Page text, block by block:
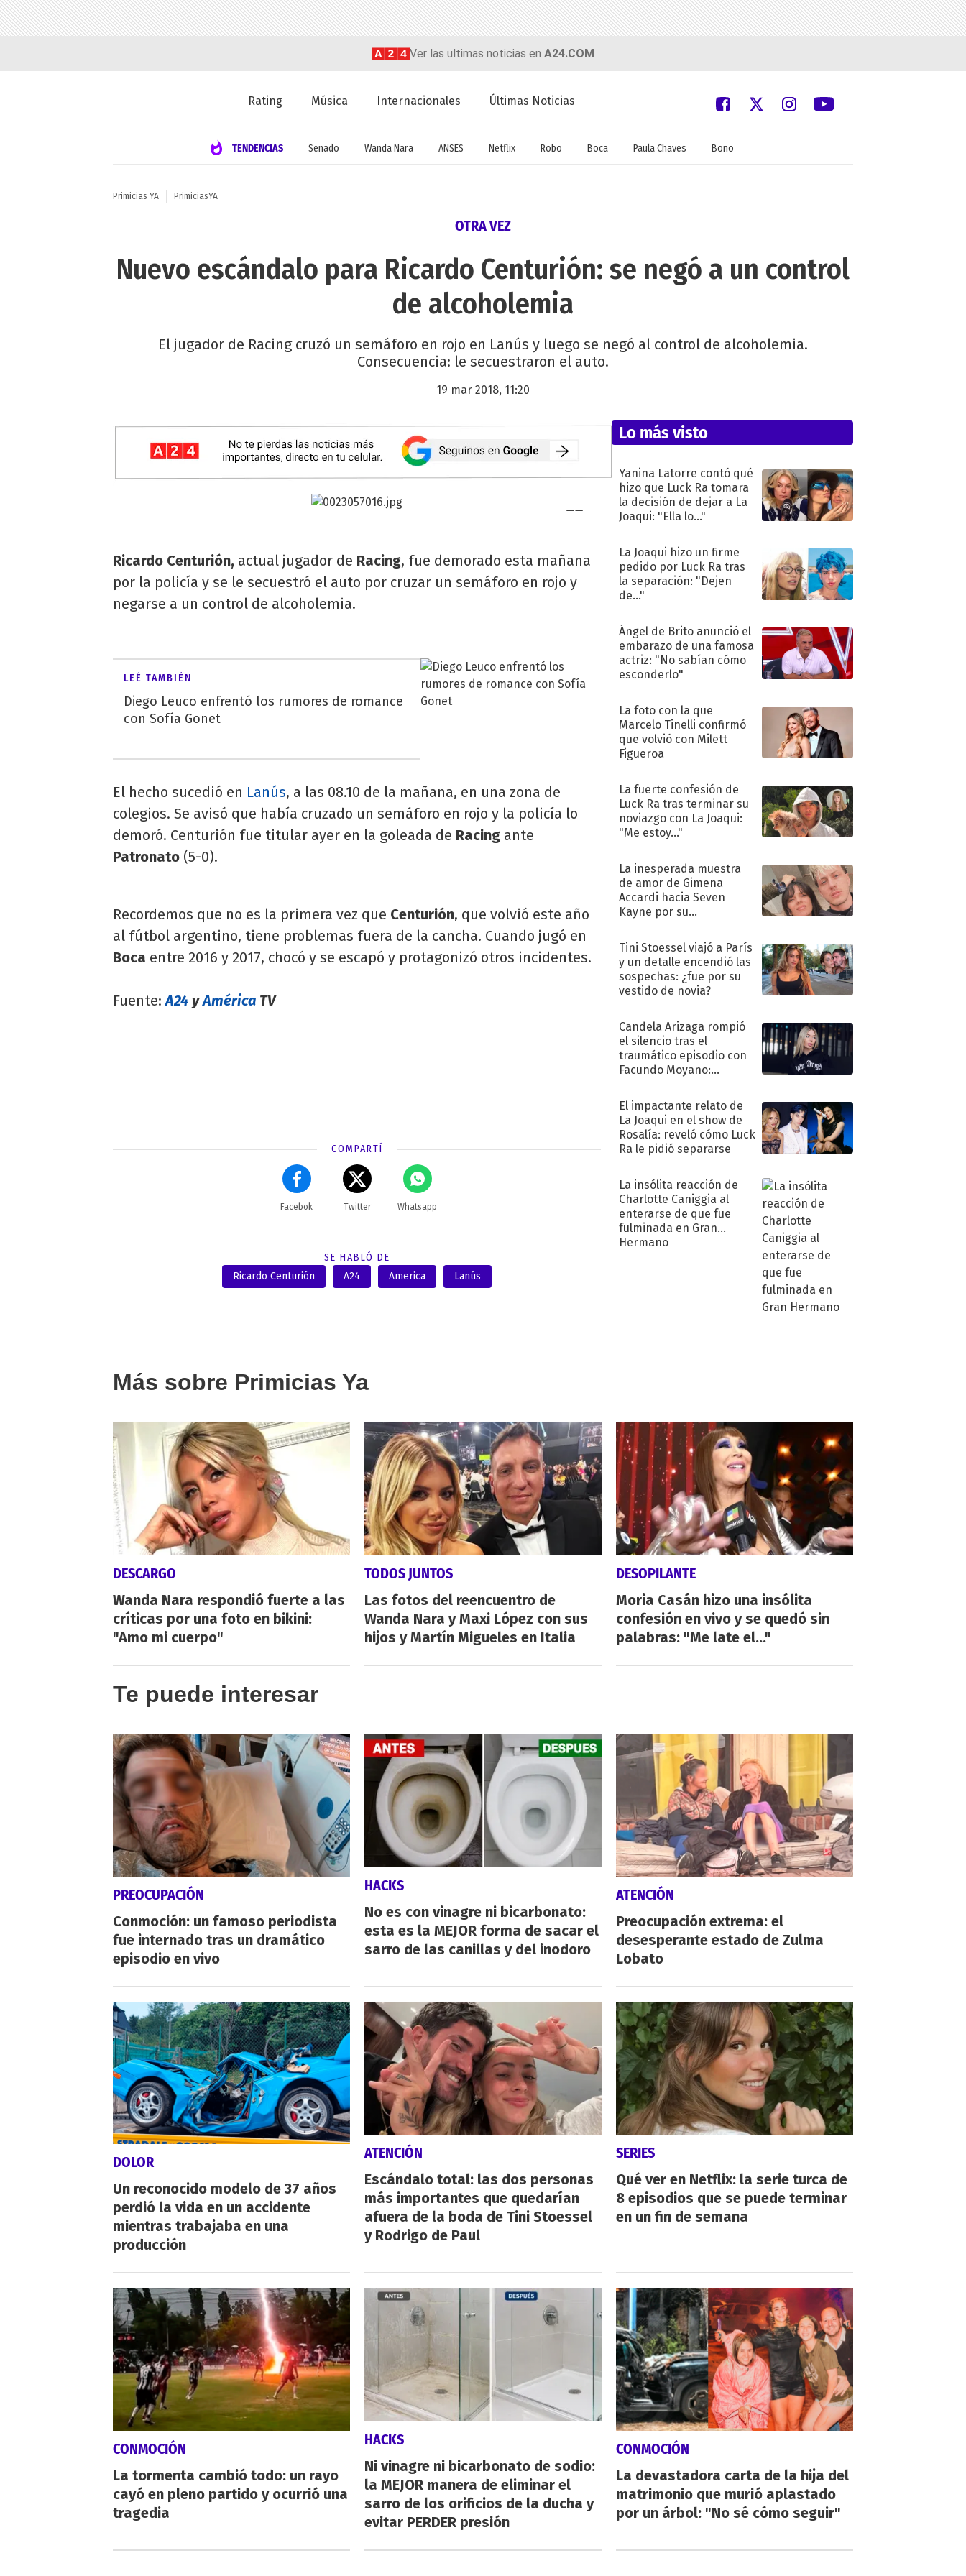
Ver las ultimas noticias en A24.COM
Rating Música Internacionales Últimas Noticias
TENDENCIAS Senado Wanda Nara ANSES Netflix Robo Boca Paula Chaves Bono
Primicias YA PrimiciasYA
OTRA VEZ
Nuevo escándalo para Ricardo Centurión: se negó a un control
de alcoholemia
El jugador de Racing cruzó un semáforo en rojo en Lanús y luego se negó al control de alcoholemia.
Consecuencia: le secuestraron el auto.
19 mar 2018, 11:20
Ricardo Centurión, actual jugador de Racing, fue demorado esta mañana
por la policía y se le secuestró el auto por cruzar un semáforo en rojo y
negarse a un control de alcoholemia.
LEÉ TAMBIÉN
Diego Leuco enfrentó los rumores de romance
con Sofía Gonet
El hecho sucedió en Lanús, a las 08.10 de la mañana, en una zona de
colegios. Se avisó que había cruzado un semáforo en rojo y la policía lo
demoró. Centurión fue titular ayer en la goleada de Racing ante
Patronato (5-0).
Recordemos que no es la primera vez que Centurión, que volvió este año
al fútbol argentino, tiene problemas fuera de la cancha. Cuando jugó en
Boca entre 2016 y 2017, chocó y se escapó y protagonizó otros incidentes.
Fuente:A24 yAmérica TV
COMPARTÍ
Facebok Twitter Whatsapp
SE HABLÓ DE
Ricardo Centurión
A24 America Lanús
Lo más visto
Yanina Latorre contó qué
hizo que Luck Ra tomara
la decisión de dejar a La
Joaqui: "Ella lo..."
La Joaqui hizo un firme
pedido por Luck Ra tras
la separación: "Dejen
de..."
Ángel de Brito anunció el
embarazo de una famosa
actriz: "No sabían cómo
esconderlo"
La foto con la que
Marcelo Tinelli confirmó
que volvió con Milett
Figueroa
La fuerte confesión de
Luck Ra tras terminar su
noviazgo con La Joaqui:
"Me estoy..."
La inesperada muestra
de amor de Gimena
Accardi hacia Seven
Kayne por su
Tini Stoessel viajó a París
y un detalle encendió las
sospechas: ¿fue por su
vestido de novia?
Candela Arizaga rompió
el silencio tras el
traumático episodio con
Facundo Moyano:
El impactante relato de
La Joaqui en el show de
Rosalía: reveló cómo Luck
Ra le pidió separarse
La insólita reacción de
Charlotte Caniggia al
enterarse de que fue
fulminada en Gran
Hermano
Más sobre Primicias Ya
DESCARGO
Wanda Nara respondió fuerte a las
críticas por una foto en bikini:
"Amo mi cuerpo"
TODOS JUNTOS
Las fotos del reencuentro de
Wanda Nara y Maxi López con sus
hijos y Martín Migueles en Italia
DESOPILANTE
Moria Casán hizo una insólita
confesión en vivo y se quedó sin
palabras: "Me late el..."
Te puede interesar
PREOCUPACIÓN
Conmoción: un famoso periodista
fue internado tras un dramático
episodio en vivo
HACKS
No es con vinagre ni bicarbonato:
esta es la MEJOR forma de sacar el
sarro de las canillas y del inodoro
ATENCIÓN
Preocupación extrema: el
desesperante estado de Zulma
Lobato
DOLOR
Un reconocido modelo de 37 años
perdió la vida en un accidente
mientras trabajaba en una
producción
ATENCIÓN
Escándalo total: las dos personas
más importantes que quedarían
afuera de la boda de Tini Stoessel
y Rodrigo de Paul
SERIES
Qué ver en Netflix: la serie turca de
8 episodios que se puede terminar
en un fin de semana
CONMOCIÓN
La tormenta cambió todo: un rayo
cayó en pleno partido y ocurrió una
tragedia
HACKS
Ni vinagre ni bicarbonato de sodio:
la MEJOR manera de eliminar el
sarro de los orificios de la ducha y
evitar PERDER presión
CONMOCIÓN
La devastadora carta de la hija del
matrimonio que murió aplastado
por un árbol: "No sé cómo seguir"